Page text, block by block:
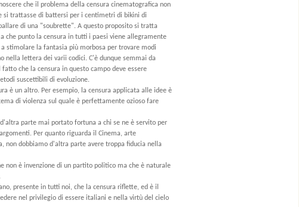
che il problema della censura cinematografica non
si trattasse di battersi per i centimetri di bikini di
di una "soubrette". A questo proposito si tratta
che punto la censura in tutti i paesi viene allegramente
a stimolare la fantasia più morbosa per trovare modi
nella lettera dei varii codici. C'è dunque semmai da
che la censura in questo campo deve essere
suscettibili di evoluzione.
è un altro. Per esempio, la censura applicata alle idee è
di violenza sul quale è perfettamente ozioso fare
parte mai portato fortuna a chi se ne è servito per
Per quanto riguarda il Cinema, arte
non dobbiamo d'altra parte avere troppa fiducia nella
non è invenzione di un partito politico ma che è naturale
presente in tutti noi, che la censura riflette, ed è il
nel privilegio di essere italiani e nella virtù del cielo